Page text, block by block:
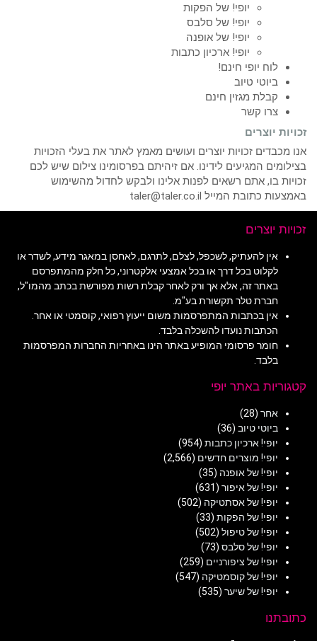
יופי! של הפקות
יופי! של סלבס
יופי! של אופנה
יופי! ארכיון כתבות
לוח יופי חינם!
ביוטי טיוב
קבלת מגזין חינם
צרו קשר
זכויות יוצרים
אנו מכבדים זכויות יוצרים ועושים מאמץ לאתר את בעלי הזכויות
בצילומים המגיעים לידינו. אם זיהיתם בפרסומינו צילום שיש לכם
זכויות בו, אתם רשאים לפנות אלינו ולבקש לחדול מהשימוש
באמצעות כתובת המייל taler@taler.co.il
זכויות יוצרים
אין להעתיק, לשכפל, לצלם, לתרגם, לאחסן במאגר מידע, לשדר או
לקלוט בכל דרך או בכל אמצעי אלקטרוני, כל חלק מהמתפרסם
באתר זה, אלא אך ורק לאחר קבלת רשות מפורשת בכתב מהמו"ל,
חברת טלר תקשורת בע"מ.
אין בכתבות המתפרסמות משום ייעוץ רפואי, קוסמטי או אחר.
הכתבות נועדו להשכלה בלבד.
חומר פרסומי המופיע באתר הינו באחריות החברות המפרסמות
בלבד.
קטגוריות באתר יופי
אחר (28)
ביוטי טיוב (36)
יופי! ארכיון כתבות (954)
יופי! מוצרים חדשים (2,566)
יופי! של אופנה (35)
יופי! של איפור (631)
יופי! של אסתטיקה (502)
יופי! של הפקות (33)
יופי! של טיפול (502)
יופי! של סלבס (73)
יופי! של ציפורניים (259)
יופי! של קוסמטיקה (547)
יופי! של שיער (535)
כתובתנו